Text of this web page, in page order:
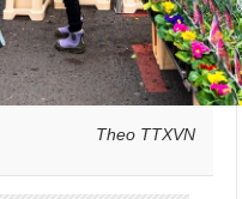
Theo TTXVN